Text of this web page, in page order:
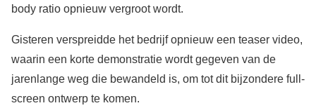
body ratio opnieuw vergroot wordt.
Gisteren verspreidde het bedrijf opnieuw een teaser video,
waarin een korte demonstratie wordt gegeven van de
jarenlange weg die bewandeld is, om tot dit bijzondere full-
screen ontwerp te komen.